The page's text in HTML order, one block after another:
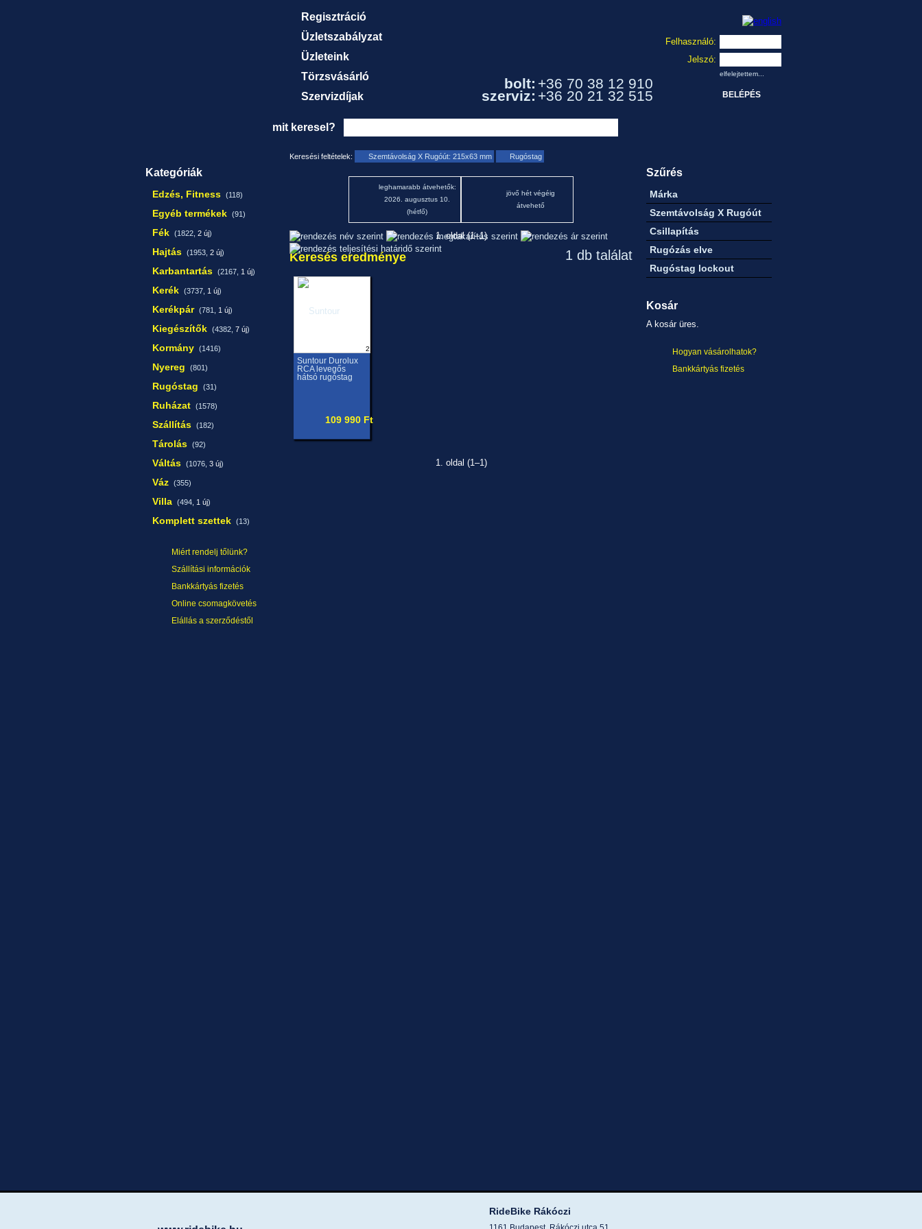
Regisztráció
Üzletszabályzat
Üzleteink
Törzsvásárló
Szervizdíjak
bolt: +36 70 38 12 910
szerviz: +36 20 21 32 515
Felhasználó:
Jelszó:
elfelejtettem...
mit keresel?
Kategóriák
Edzés, Fitness (118)
Egyéb termékek (91)
Fék (1822, 2 új)
Hajtás (1953, 2 új)
Karbantartás (2167, 1 új)
Kerék (3737, 1 új)
Kerékpár (781, 1 új)
Kiegészítők (4382, 7 új)
Kormány (1416)
Nyereg (801)
Rugóstag (31)
Ruházat (1578)
Szállítás (182)
Tárolás (92)
Váltás (1076, 3 új)
Váz (355)
Villa (494, 1 új)
Komplett szettek (13)
Miért rendelj tőlünk?
Szállítási információk
Bankkártyás fizetés
Online csomagkövetés
Elállás a szerződéstől
Keresési feltételek: Szemtávolság X Rugóút: 215x63 mm Rugóstag
leghamarabb átvehetők:
2026. augusztus 10.
(hétfő)
jövő hét végéig
átvehető
1. oldal (1–1)
1 db találat
Keresés eredménye
2
Suntour Durolux
RCA levegős
hátsó rugóstag
109 990 Ft
1. oldal (1–1)
Szűrés
Márka
Szemtávolság X Rugóút
Csillapítás
Rugózás elve
Rugóstag lockout
Kosár
A kosár üres.
Hogyan vásárolhatok?
Bankkártyás fizetés
RideBike Rákóczi